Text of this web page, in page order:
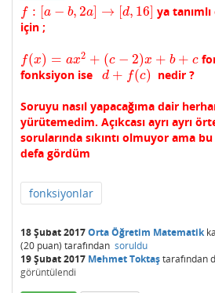
f : [a − b, 2a] → [d, 16]
f:[ a b 2a ]→[d, 16]
ya
için ;
f(x) = ax2 + (c − 2)x + b + c
f(x)=a x2+(c−2 )x+ b+ c
fonksiyon ise d + f(c)
d +f( ) nedir ?
Soruyu nasıl yapacağıma dair
yürütemedim. Açıkcası ayrı ayrı
sorularında sıkıntı olmuyor ama
defa gördüm
fonksiyonlar
18 Şubat 2017Orta Öğretim Matematik
(20 puan) tarafından soruldu
19 Şubat 2017 Mehmet Toktaştarafından
görüntülendi